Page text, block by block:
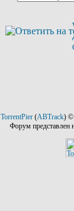
TorrentPier(ABTrack) ©
Форум представлен